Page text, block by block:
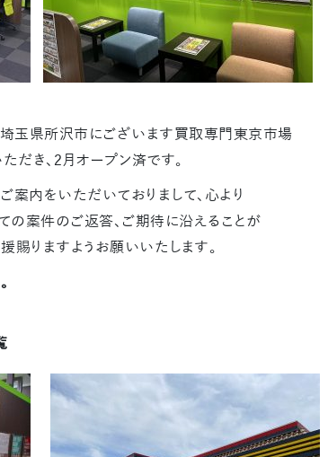
玉県所沢市にございます買取専門東京市場
だき、2月オープン済です。
案内をいただいておりまして、心より
の案件のご返答、ご期待に沿えることが
賜りますようお願いいたします。